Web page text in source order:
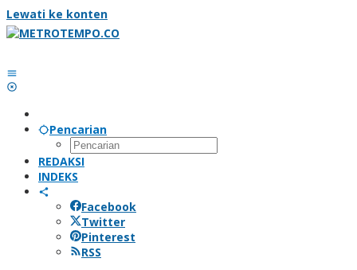
Lewati ke konten
Pencarian
REDAKSI
INDEKS
Facebook
Twitter
Pinterest
RSS